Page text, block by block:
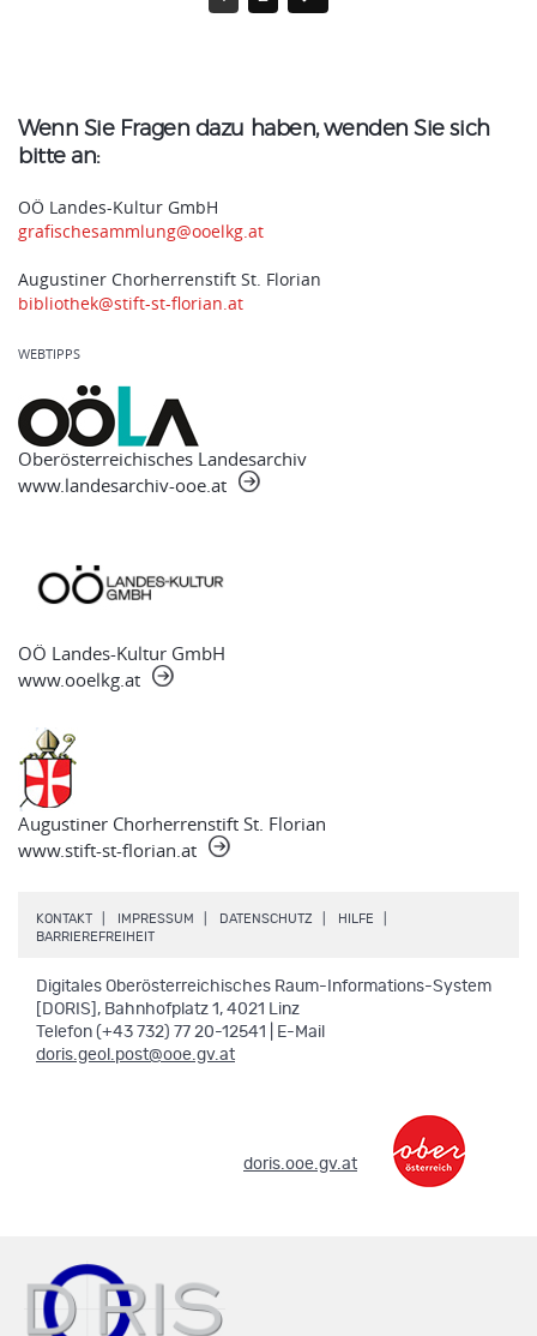
Wenn Sie Fragen dazu haben, wenden Sie sich
bitte an:
OÖ Landes-Kultur GmbH
grafischesammlung@ooelkg.at
Augustiner Chorherrenstift St. Florian
bibliothek@stift-st-florian.at
WEBTIPPS
Oberösterreichisches Landesarchiv
www.landesarchiv-ooe.at
OÖ Landes-Kultur GmbH
www.ooelkg.at
Augustiner Chorherrenstift St. Florian
www.stift-st-florian.at
KONTAKT IMPRESSUM DATENSCHUTZ HILFE
BARRIEREFREIHEIT.
Digitales Oberösterreichisches Raum-Informations-System
[DORIS], Bahnhofplatz 1, 4021 Linz
Telefon (+43 732) 77 20-12541 | E-Mail
doris.geol.post@ooe.gv.at
doris.ooe.gv.at.